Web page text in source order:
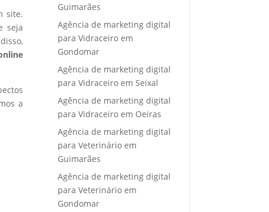
site.
seja
a
Guimarães
Agência de marketing digital
para Vidraceiro em
Gondomar
Agência de marketing digital
para Vidraceiro em Seixal
Agência de marketing digital
para Vidraceiro em Oeiras
Agência de marketing digital
para Veterinário em
Guimarães
Agência de marketing digital
para Veterinário em
Gondomar